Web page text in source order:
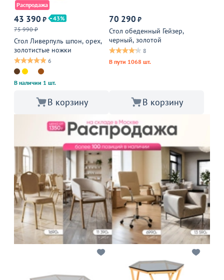
Распродажа
43 390 ₽
43
75 990 ₽
Стол Ливерпуль шпон, орех,
золотистые ножки
6
В наличии 1 шт.
В корзину
70 290 ₽
Стол обеденный Гейзер,
черный, золотой
8
В пути 1068 шт.
В корзину